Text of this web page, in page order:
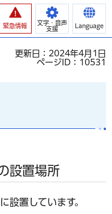
緊急情報
文字・音声
支援
Language
更新日：2024年4月1日
ページID：10531
設置場所
設置しています。